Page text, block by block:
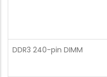
DDR3 240-pin DIMM